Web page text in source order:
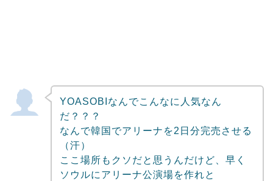
YOASOBIなんでこんなに人気なん
だ？？？
なんで韓国でアリーナを2日分完売させる
（汗）
ここ場所もクソだと思うんだけど、早く
ソウルにアリーナ公演場を作れと